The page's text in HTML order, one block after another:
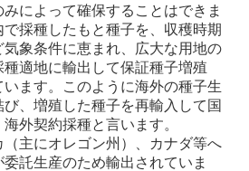
によって確保することはできま
採種したもと種子を、収穫時期
象条件に恵まれ、広大な用地の
適地に輸出して保証種子増殖
います。このように海外の種子生
、増殖した種子を再輸入して国
外契約採種と言います。
主にオレゴン州）、カナダ等へ
託生産のため輸出されていま